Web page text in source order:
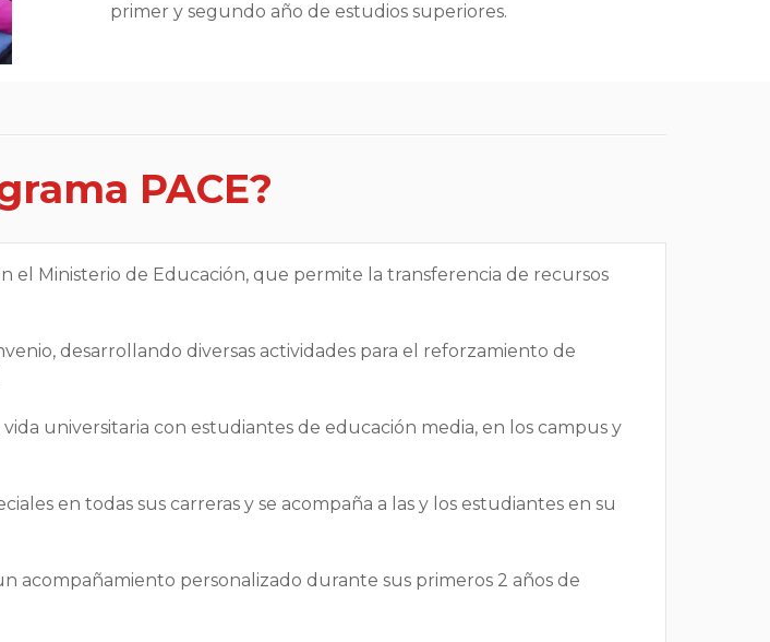
primer y segundo año de estudios superiores.
PACE?
el Ministerio de Educación, que permite la transferencia de recursos
desarrollando diversas actividades para el reforzamiento de
universitaria con estudiantes de educación media, en los campus y
en todas sus carreras y se acompaña a las y los estudiantes en su
acompañamiento personalizado durante sus primeros 2 años de